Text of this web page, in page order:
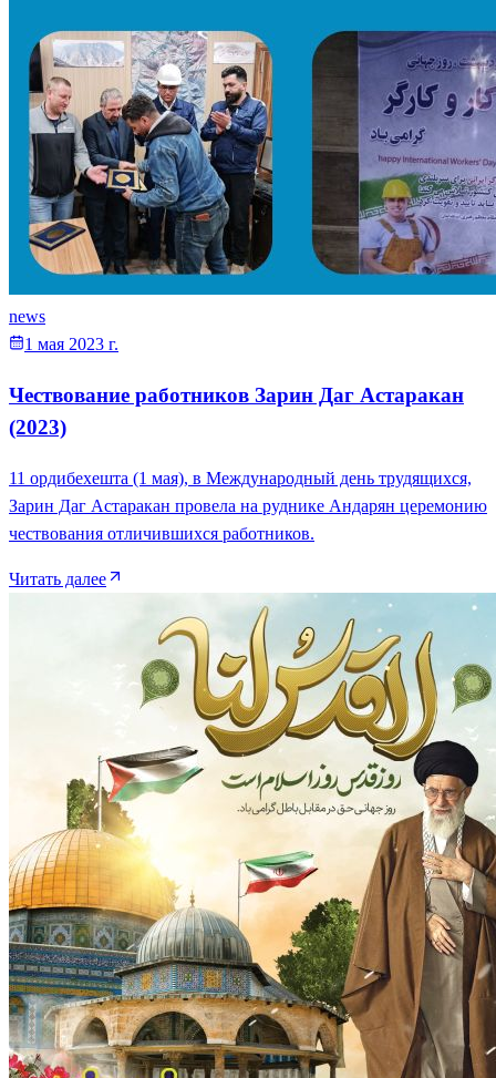
news
1 мая 2023 г.
Чествование работников Зарин Даг Астаракан
(2023)
11 ордибехешта (1 мая), в Международный день трудящихся,
Зарин Даг Астаракан провела на руднике Андарян церемонию
чествования отличившихся работников.
Читать далее